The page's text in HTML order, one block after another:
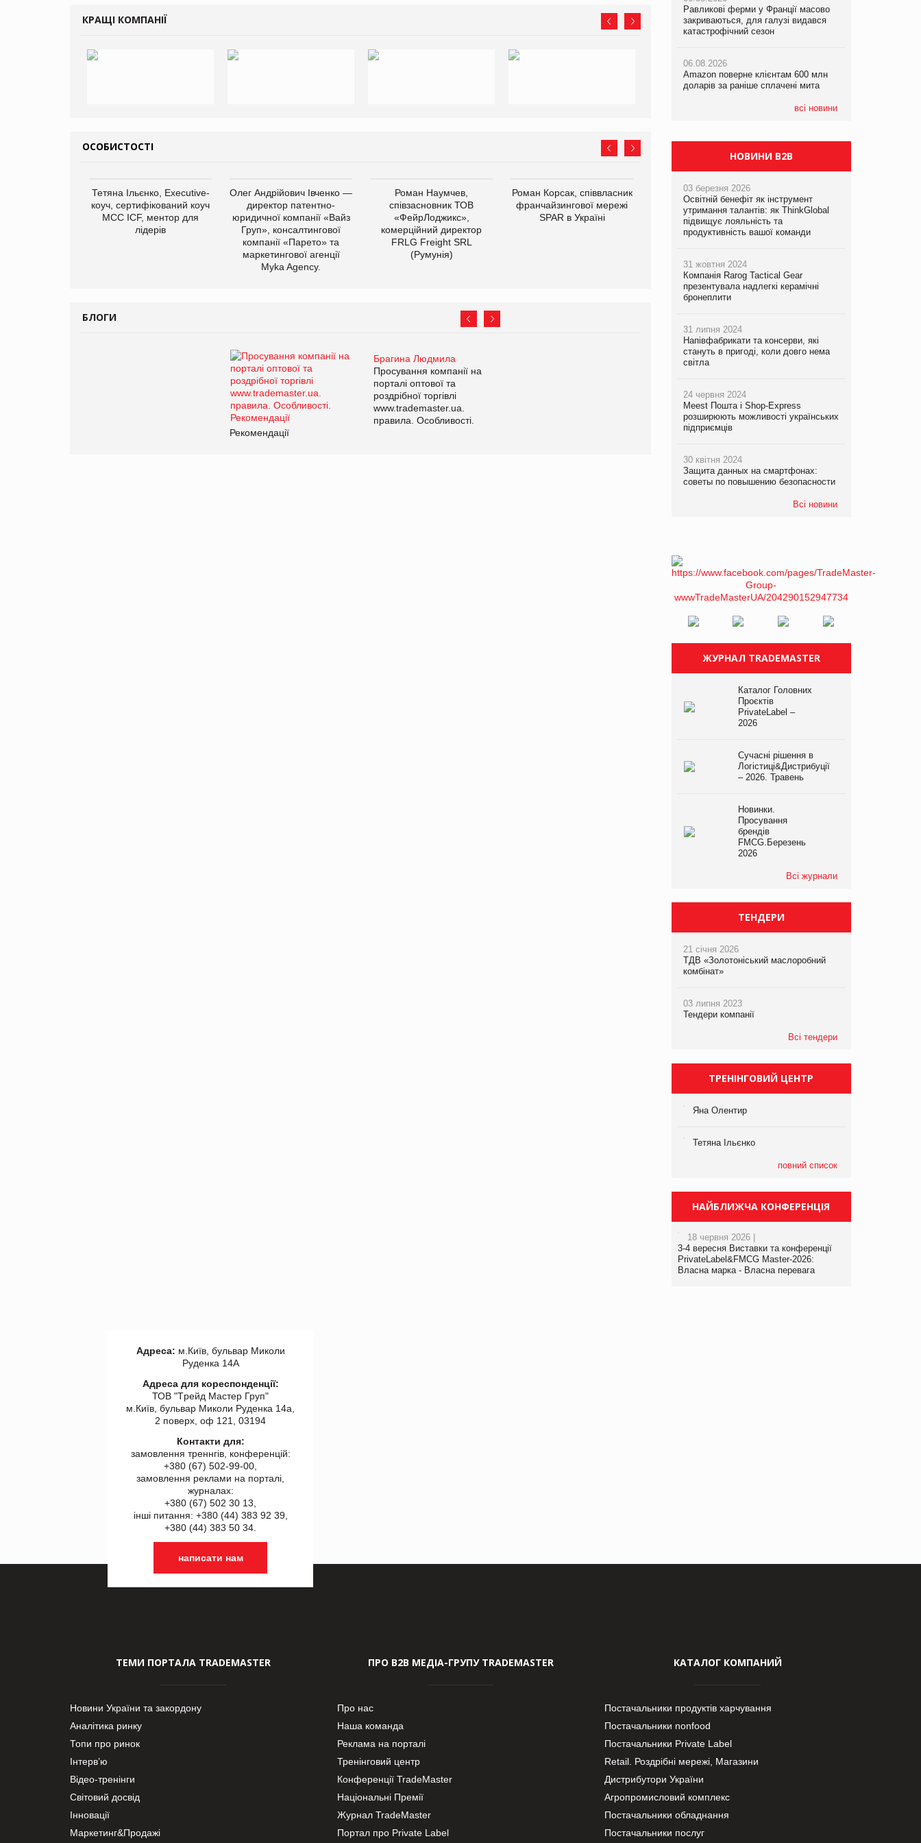
КРАЩІ КОМПАНІЇ
ОСОБИСТОСТІ
Тетяна Ільєнко, Executive-
коуч, сертифікований коуч
МСС ICF, ментор для
лідерів
Олег Андрійович Івченко —
директор патентно-
юридичної компанії «Вайз
Груп», консалтингової
компанії «Парето» та
маркетингової агенції
Myka Agency.
Роман Наумчев,
співзасновник ТОВ
«ФейрЛоджикс»,
комерційний директор
FRLG Freight SRL
(Румунія)
Роман Корсак, співвласник
франчайзингової мережі
SPAR в Україні
Олексій Логачов-Михайлов
Файно маркет Директор
департаменту з
виробництва
компанії «УкраМарин»
БЛОГИ
Брагина Людмила
Просування компанії на
порталі оптової та
роздрібної торгівлі
www.trademaster.ua.
правила. Особливості.
Рекомендації
Равликові ферми у Франції масово
закриваються, для галузі видався
катастрофічний сезон
06.08.2026
Amazon поверне клієнтам 600 млн
доларів за раніше сплачені мита
всі новини
05.08.2026
ТОКЕРИ
Сергій Лісунов про заморожені
Amazon поверне клієнтам 600 млн
доларів за раніше сплачені мита
У Євросоюзі набули чинності нові
правила щодо штучного інтелекту
НОВИНИ B2B
03 березня 2026
Освітній бенефіт як інструмент
утримання талантів: як ThinkGlobal
підвищує лояльність та
продуктивність вашої команди
31 жовтня 2024
Компанія Rarog Tactical Gear
презентувала надлегкі керамічні
бронеплити
31 липня 2024
Напівфабрикати та консерви, які
стануть в пригоді, коли довго нема
світла
24 червня 2024
Meest Пошта і Shop-Express
розширюють можливості українських
підприємців
30 квітня 2024
Защита данных на смартфонах:
советы по повышению безопасности
Всі новини
ЖУРНАЛ TRADEMASTER
Каталог Головних
Проєктів
PrivateLabel –
2026
Сучасні рішення в
Логістиці&Дистрибуції
– 2026. Травень
Новинки.
Просування
брендів
FMCG.Березень
2026
Всі журнали
ТЕНДЕРИ
21 січня 2026
ТДВ «Золотоніський маслоробний
комбінат»
03 липня 2023
Тендери компанії
Всі тендери
ТРЕНІНГОВИЙ ЦЕНТР
Яна Олентир
Тетяна Ільєнко
повний список
НАЙБЛИЖЧА КОНФЕРЕНЦІЯ
18 червня 2026 |
3-4 вересня Виставки та конференції
PrivateLabel&FMCG Master-2026:
Власна марка - Власна перевага
Адреса: м.Київ, бульвар Миколи
Руденка 14А
Адреса для кореспонденції:
ТОВ "Tрейд Мастер Груп"
м.Київ, бульвар Миколи Руденка 14а,
2 поверх, оф 121, 03194
Контакти для:
замовлення треннгів, конференцій:
+380 (67) 502-99-00,
замовлення реклами на порталі,
журналах:
+380 (67) 502 30 13,
інші питання: +380 (44) 383 92 39,
+380 (44) 383 50 34.
написати нам
ТЕМИ ПОРТАЛА TRADEMASTER
Новини України та закордону
Аналітика ринку
Топи про ринок
Інтерв’ю
Відео-тренінги
Світовий досвід
Інновації
Маркетинг&Продажі
ПРО В2В МЕДІА-ГРУПУ TRADEMASTER
Про нас
Наша команда
Реклама на порталі
Тренінговий центр
Конференції TradeMaster
Національні Премії
Журнал TradeMaster
Портал про Private Label
КАТАЛОГ КОМПАНИЙ
Постачальники продуктів харчування
Постачальники nonfood
Постачальники Private Label
Retail. Роздрібні мережі, Магазини
Дистрибутори України
Агропромисловий комплекс
Постачальники обладнання
Постачальники послуг